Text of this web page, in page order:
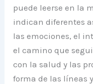
puede leerse en la
indican diferentes
las emociones, el
el camino que
con la salud y las
forma de las líneas